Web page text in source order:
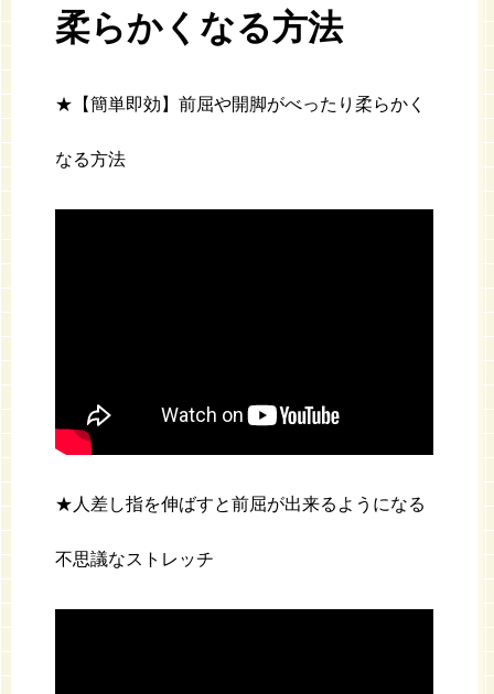
柔らかくなる方法
★【簡単即効】前屈や開脚がべったり柔らかく
なる方法
★人差し指を伸ばすと前屈が出来るようになる
不思議なストレッチ